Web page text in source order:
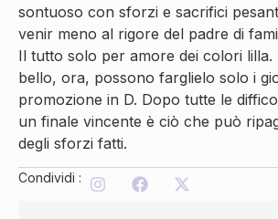
sontuoso con sforzi e sacrifici
venir meno al rigore del padre di
Il tutto solo per amore dei colori lilla.
bello, ora, possono farglielo solo i
promozione in D. Dopo tutte le
un finale vincente è ciò che può
degli sforzi fatti.
Condividi :